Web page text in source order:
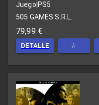
Juego PS5
505 GAMES S.R.L.
79,99 €
DETALLE ☆